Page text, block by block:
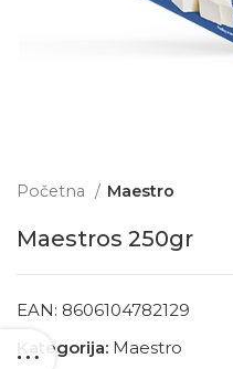
Početna Maestro
Maestros 250gr
EAN: 8606104782129
Kategorija: Maestro